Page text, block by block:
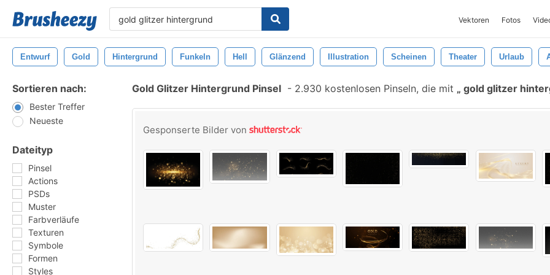
Vektoren Fotos
Entwurf Gold Hintergrund Funkeln Hell Glänzend Illustration Scheinen Theater Urlaub
Sortieren nach:
Bester Treffer
Neueste
Dateityp
Pinsel
Actions
PSDs
Muster
Farbverläufe
Texturen
Symbole
Formen
Styles
Gold Glitzer Hintergrund Pinsel - 2.930 kostenlosen Pinseln, die mit gold glitzer
Gesponserte Bilder von